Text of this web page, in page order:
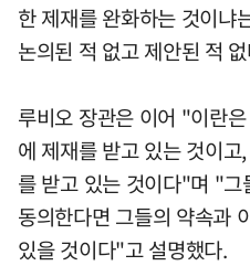
한 제재를 완화하는 것이냐
논의된 적 없고 제안된 적
루비오 장관은 이어 "이란
에 제재를 받고 있는 것이
를 받고 있는 것이다"며 "그
동의한다면 그들의 약속과
있을 것이다"고 설명했다.